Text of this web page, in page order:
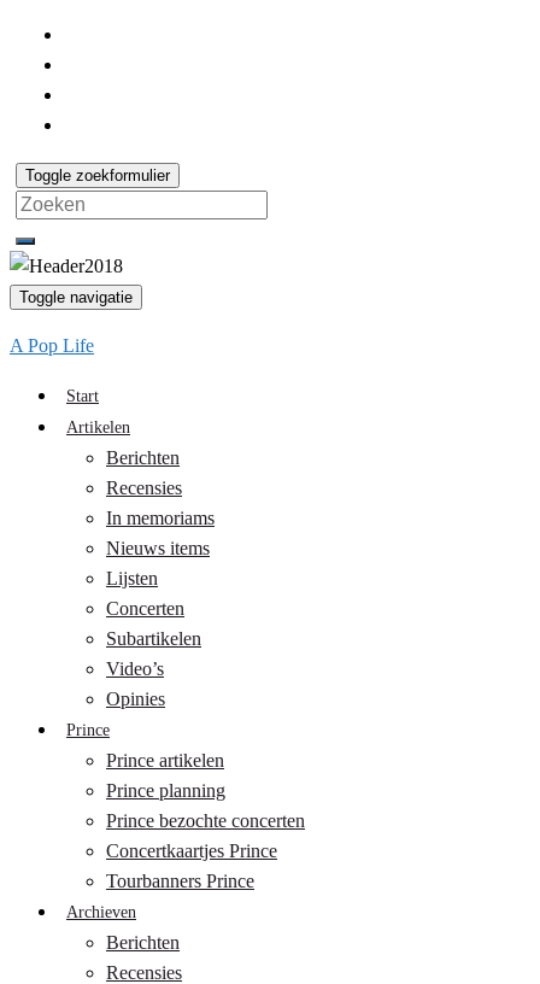
Toggle zoekformulier
Search
for:
Toggle navigatie
A Pop Life
Start
Artikelen
Berichten
Recensies
In memoriams
Nieuws items
Lijsten
Concerten
Subartikelen
Video’s
Opinies
Prince
Prince artikelen
Prince planning
Prince bezochte concerten
Concertkaartjes Prince
Tourbanners Prince
Archieven
Berichten
Recensies